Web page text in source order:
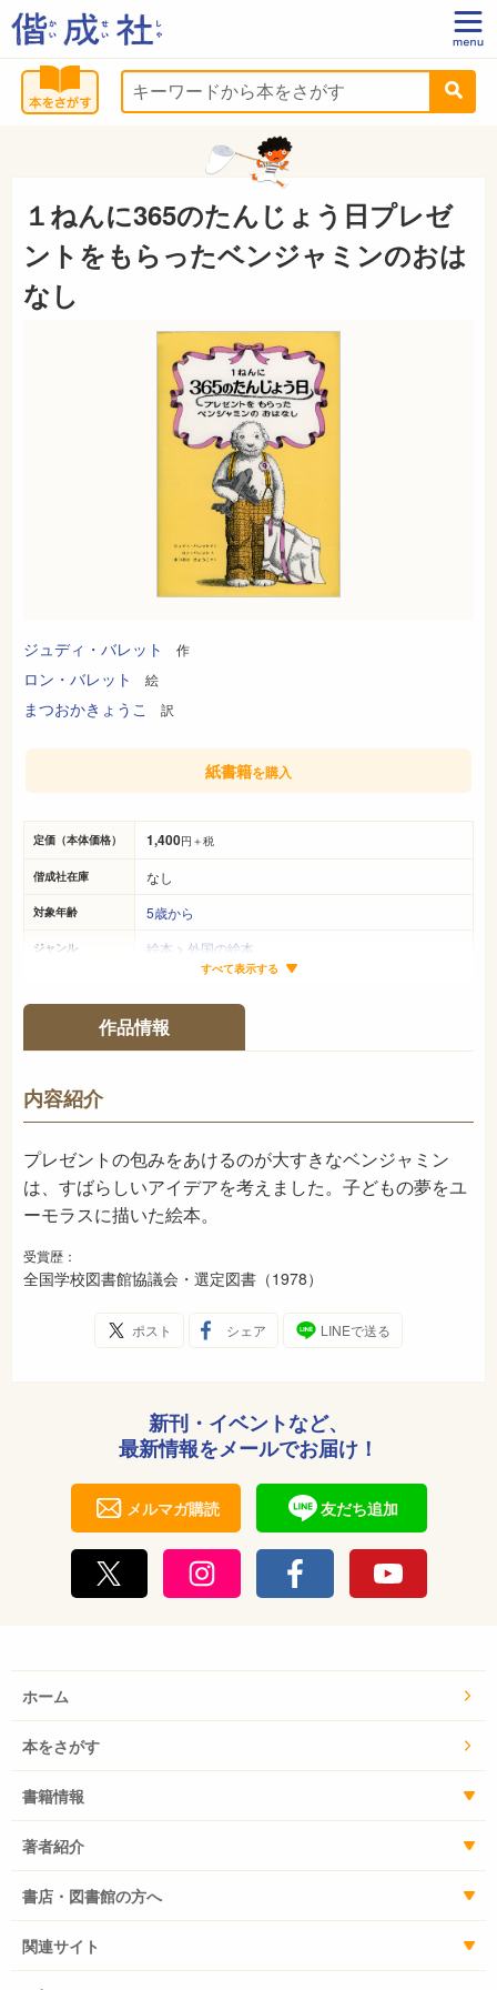
１ねんに365のたんじょう日プレゼ
ントをもらったベンジャミンのおは
なし
ジュディ・バレット 作
ロン・バレット 絵
まつおかきょうこ 訳
定価（本体価格） 1,400円＋税
偕成社在庫 なし
対象年齢 5歳から
ジャンル 絵本 > 外国の絵本
37ページ
ISBN 978-4-03-327070-8
NDC
発売日 1978年8月
すべて表示する
紙書籍を購入
作品情報
内容紹介
プレゼントの包みをあけるのが大すきなベンジャミン
は、すばらしいアイデアを考えました。子どもの夢をユ
ーモラスに描いた絵本。
受賞歴：
全国学校図書館協議会・選定図書（1978）
ポスト シェア LINEで送る
新刊・イベントなど、
最新情報をメールでお届け！
メルマガ購読 友だち追加
ホーム
本をさがす
書籍情報
著者紹介
書店・図書館の方へ
関連サイト